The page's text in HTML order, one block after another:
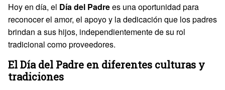
Hoy en día, el Día del Padrees una oportunidad para
reconocer el amor, el apoyo y la dedicación que los padres
brindan a sus hijos, independientemente de su rol
tradicional como proveedores.
El Día del Padre en diferentes culturas y
tradiciones